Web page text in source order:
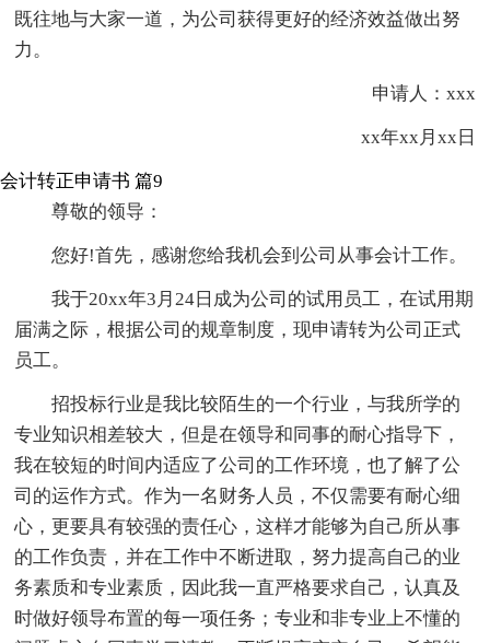
既往地与大家一道，为公司获得更好的经济效益做出努
力。
申请人：xxx
xx年xx月xx日
会计转正申请书 篇9
尊敬的领导：
您好!首先，感谢您给我机会到公司从事会计工作。
我于20xx年3月24日成为公司的试用员工，在试用期
届满之际，根据公司的规章制度，现申请转为公司正式
员工。
招投标行业是我比较陌生的一个行业，与我所学的
专业知识相差较大，但是在领导和同事的耐心指导下，
我在较短的时间内适应了公司的工作环境，也了解了公
司的运作方式。作为一名财务人员，不仅需要有耐心细
心，更要具有较强的责任心，这样才能够为自己所从事
的工作负责，并在工作中不断进取，努力提高自己的业
务素质和专业素质，因此我一直严格要求自己，认真及
时做好领导布置的每一项任务；专业和非专业上不懂的